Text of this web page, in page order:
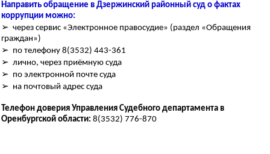
Направить обращение в Дзержинский районный суд о фактах
коррупции можно:
➢ через сервис «Электронное правосудие» (раздел «Обращения
граждан»)
➢ по телефону 8(3532) 443-361
➢ лично, через приёмную суда
➢ по электронной почте суда
➢ на почтовый адрес суда
Телефон доверия Управления Судебного департамента в
Оренбургской области: 8(3532) 776-870